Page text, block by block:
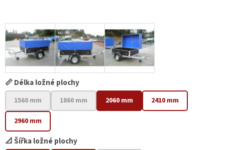
📏 Délka ložné plochy
1560 mm 1860 mm 2060 mm 2410 mm
2960 mm
📐 Šířka ložné plochy